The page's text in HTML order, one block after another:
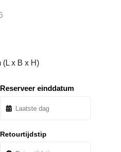
(L x B x H)
Reserveer einddatum
Retourtijdstip